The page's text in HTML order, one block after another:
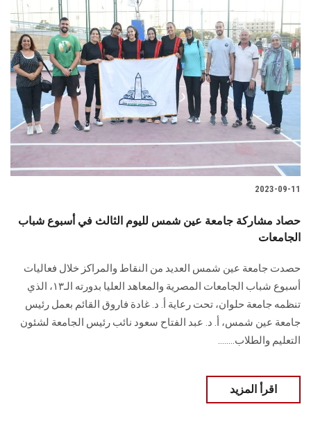
2023-09-11
حصاد مشاركة جامعة عين شمس لليوم الثالث في أسبوع شباب
الجامعات
حصدت جامعة عين شمس العديد من النقاط والمراكز خلال فعاليات
أسبوع شباب الجامعات المصرية والمعاهد العليا بدورته الـ١٣، الذي
تنظمه جامعة حلوان، تحت رعاية أ. د. غادة فاروق القائم بعمل رئيس
جامعة عين شمس، أ. د. عبد الفتاح سعود نائب رئيس الجامعة لشئون
التعليم والطلاب........
اقرأ المزيد